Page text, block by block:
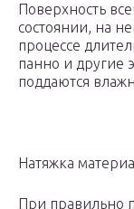
Поверхность
состоянии, на
процессе
панно и другие
поддаются
Натяжка
При правильно